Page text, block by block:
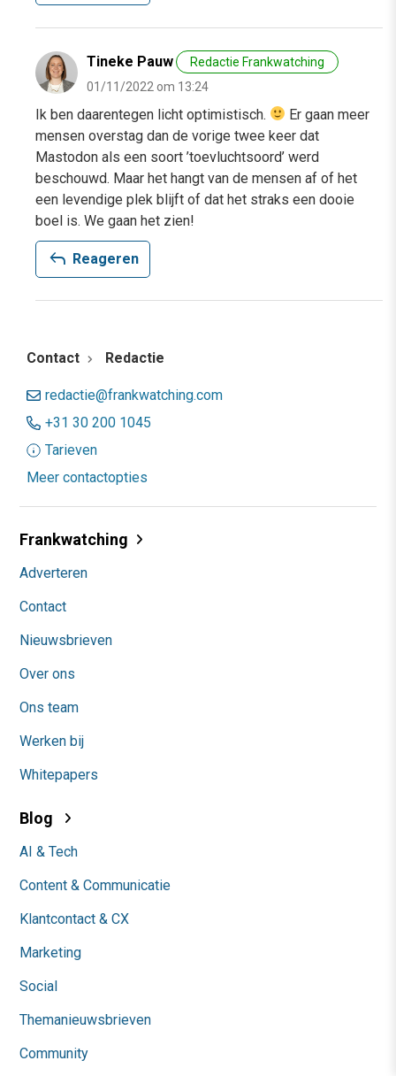
Tineke Pauw
Redactie Frankwatching
01/11/2022 om 13:24
Ik ben daarentegen licht optimistisch.
Er gaan meer
mensen overstag dan de vorige twee keer dat
Mastodon als een soort ’toevluchtsoord’ werd
beschouwd. Maar het hangt van de mensen af of het
een levendige plek blijft of dat het straks een dooie
boel is. We gaan het zien!
reply Reageren
Contact Redactie
redactie@frankwatching.com
+31 30 200 1045
Tarieven
Meer contactopties
Frankwatching
Adverteren
Contact
Nieuwsbrieven
Over ons
Ons team
Werken bij
Whitepapers
Blog
AI & Tech
Content & Communicatie
Klantcontact & CX
Marketing
Social
Themanieuwsbrieven
Community